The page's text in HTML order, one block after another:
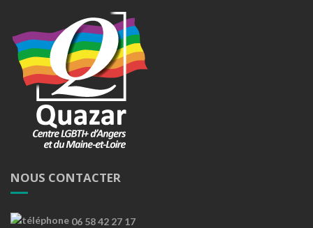
NOUS CONTACTER
06 58 42 27 17